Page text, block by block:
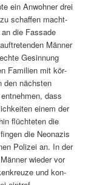
ein Anwohn­er drei
schaf­fen macht­
die Fas­sade
Män­ner
Gesin­nung
Fam­i­lien mit kör­
den näch­sten
dass
einem der
flüchteten die
die Neon­azis
Polizei an. In der
wieder vor
und kon­